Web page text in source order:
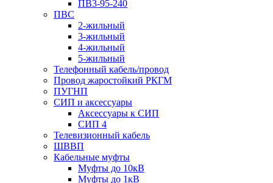
ПВ3-95-240
ПВС
2-жильный
3-жильный
4-жильный
5-жильный
Телефонный кабель/провод
Провод жаростойкий РКГМ
ПУГНП
СИП и аксессуары
Аксессуары к СИП
СИП 4
Телевизионный кабель
ШВВП
Кабельные муфты
Муфты до 10кВ
Муфты до 1кВ